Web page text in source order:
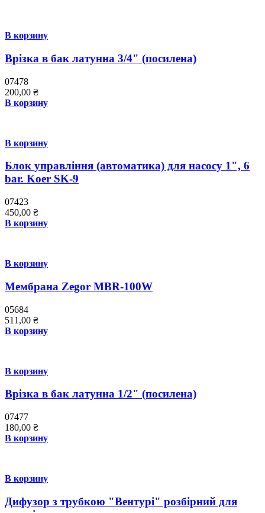
В корзину
Врізка в бак латунна 3/4" (посилена)
07478
200,00 ₴
В корзину
В корзину
Блок управління (автоматика) для насосу 1", 6
bar. Koer SK-9
07423
450,00 ₴
В корзину
В корзину
Мембрана Zegor MBR-100W
05684
511,00 ₴
В корзину
В корзину
Врізка в бак латунна 1/2" (посилена)
07477
180,00 ₴
В корзину
В корзину
Дифузор з трубкою "Вентурі" розбірний для